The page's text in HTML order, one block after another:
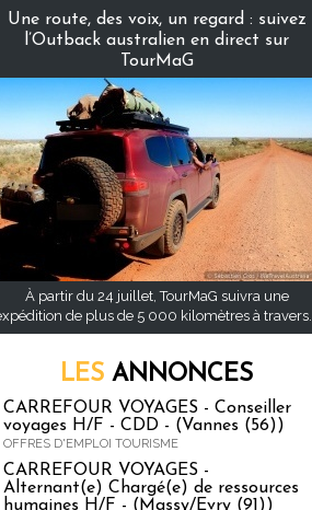
Une route, des voix, un regard : suivez
l’Outback australien en direct sur
TourMaG
À partir du 24 juillet, TourMaG suivra une
de plus de 5 000 kilomètres à travers...
LES ANNONCES
CARREFOUR VOYAGES - Conseiller
voyages H/F - CDD - (Vannes (56))
OFFRES D'EMPLOI TOURISME
CARREFOUR VOYAGES -
Alternant(e) Chargé(e) de ressources
humaines H/F - (Massy/Evry (91))